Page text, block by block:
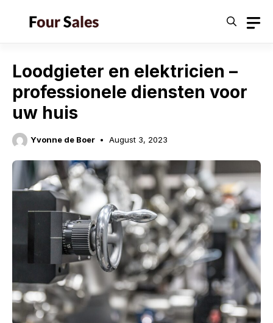
Loodgieter en elektricien –
professionele diensten voor
uw huis
Yvonne de Boer August 3, 2023